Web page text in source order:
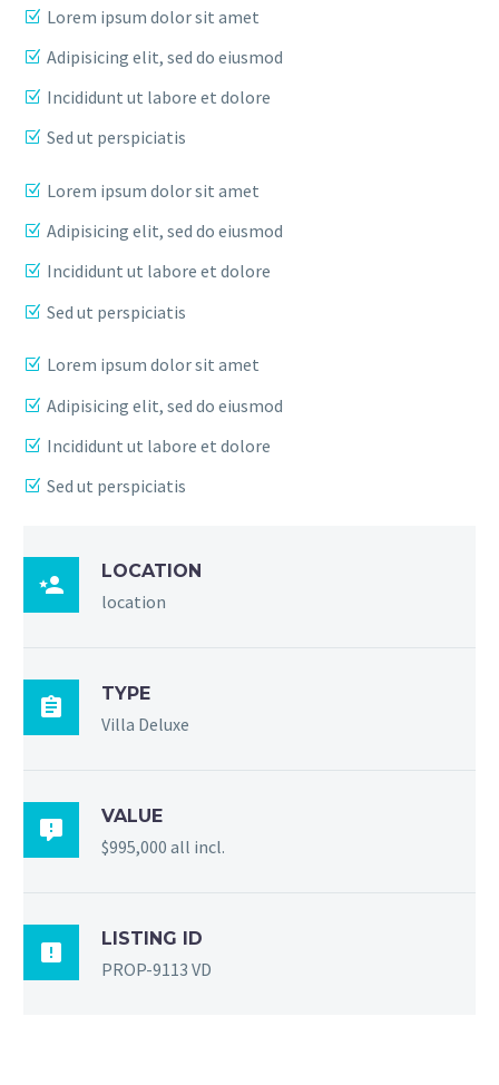
Lorem ipsum dolor sit amet
Adipisicing elit, sed do eiusmod
Incididunt ut labore et dolore
Sed ut perspiciatis
Lorem ipsum dolor sit amet
Adipisicing elit, sed do eiusmod
Incididunt ut labore et dolore
Sed ut perspiciatis
Lorem ipsum dolor sit amet
Adipisicing elit, sed do eiusmod
Incididunt ut labore et dolore
Sed ut perspiciatis

LOCATION
location

TYPE
Villa Deluxe

VALUE
$995,000 all incl.

LISTING ID
PROP-9113 VD